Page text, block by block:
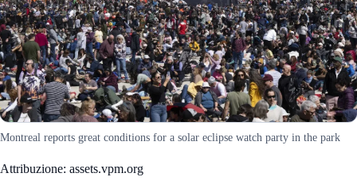
Montreal reports great conditions for a solar eclipse watch party in the park
Attribuzione: assets.vpm.org